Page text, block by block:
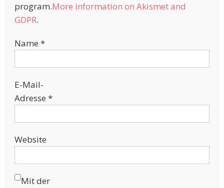
program.More information on Akismet and
GDPR.
Name *
E-Mail-
Adresse *
Website
Mit der